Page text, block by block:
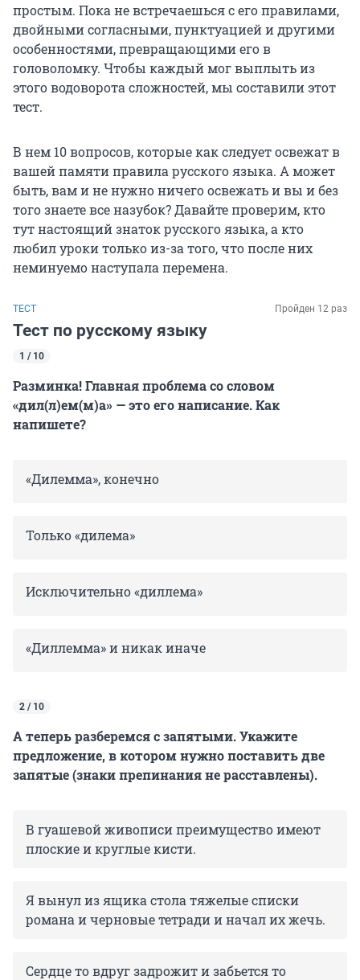
простым. Пока не встречаешься с его правилами,
двойными согласными, пунктуацией и другими
особенностями, превращающими его в
головоломку. Чтобы каждый мог выплыть из
этого водоворота сложностей, мы составили этот
тест.
В нем 10 вопросов, которые как следует освежат в
вашей памяти правила русского языка. А может
быть, вам и не нужно ничего освежать и вы и без
того знаете все назубок? Давайте проверим, кто
тут настоящий знаток русского языка, а кто
любил уроки только из-за того, что после них
неминуемо наступала перемена.
ТЕСТ Пройден 12 раз
Тест по русскому языку
1 / 10
Разминка! Главная проблема со словом
«дил(л)ем(м)а» — это его написание. Как
напишете?
«Дилемма», конечно
Только «дилема»
Исключительно «диллема»
«Диллемма» и никак иначе
2 / 10
А теперь разберемся с запятыми. Укажите
предложение, в котором нужно поставить две
запятые (знаки препинания не расставлены).
В гуашевой живописи преимущество имеют
плоские и круглые кисти.
Я вынул из ящика стола тяжелые списки
романа и черновые тетради и начал их жечь.
Сердце то вдруг задрожит и забьется то